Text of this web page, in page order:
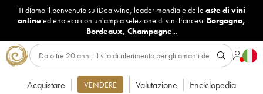
Ti diamo il benvenuto su iDealwine, leader mondiale delle aste di vini
onlineed enoteca con un'ampia selezione di vini francesi: Borgogna,
Bordeaux, Champagne...
Acquistare VENDERE Valutazione Enciclopedia